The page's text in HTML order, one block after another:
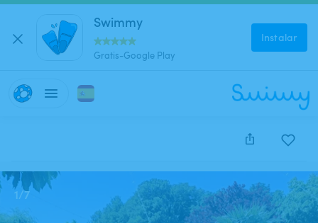
Swimmy
Gratis-Google Play
Instalar
Este anuncio está cerrado y no se puede reservar.
1/7